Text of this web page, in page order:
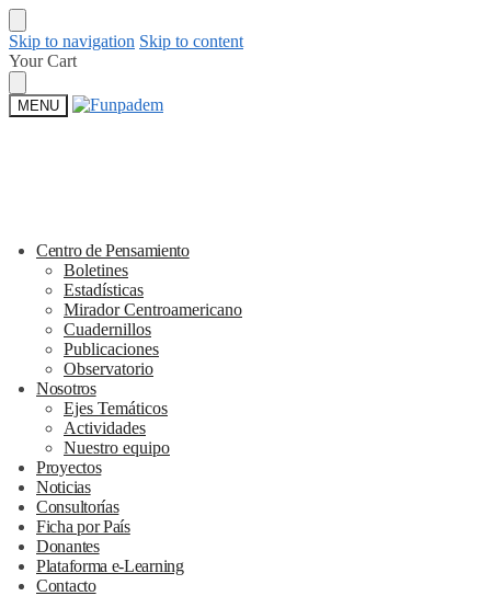
Skip to navigation Skip to content
Your Cart
MENU
Centro de Pensamiento
Boletines
Estadísticas
Mirador Centroamericano
Cuadernillos
Publicaciones
Observatorio
Nosotros
Ejes Temáticos
Actividades
Nuestro equipo
Proyectos
Noticias
Consultorías
Ficha por País
Donantes
Plataforma e-Learning
Contacto